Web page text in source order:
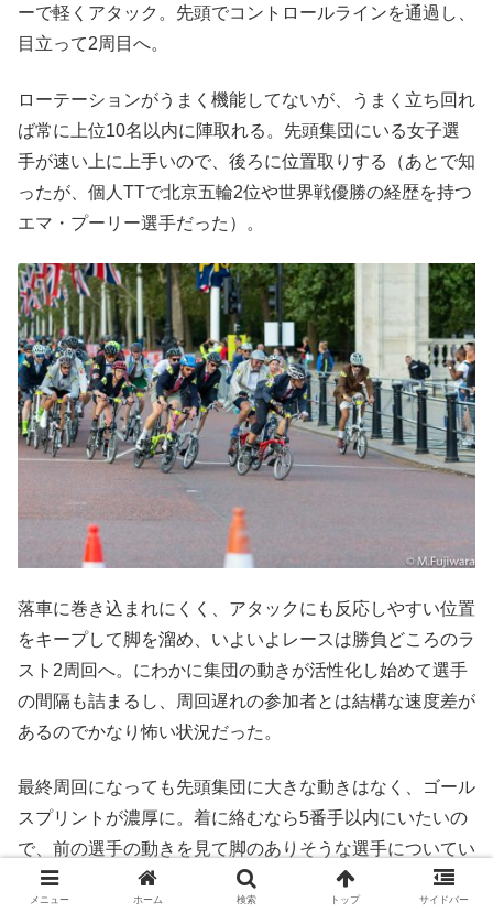
ーで軽くアタック。先頭でコントロールラインを通過し、
目立って2周目へ。
ローテーションがうまく機能してないが、うまく立ち回れ
ば常に上位10名以内に陣取れる。先頭集団にいる女子選
手が速い上に上手いので、後ろに位置取りする（あとで知
ったが、個人TTで北京五輪2位や世界戦優勝の経歴を持つ
エマ・プーリー選手だった）。
落車に巻き込まれにくく、アタックにも反応しやすい位置
をキープして脚を溜め、いよいよレースは勝負どころのラ
スト2周回へ。にわかに集団の動きが活性化し始めて選手
の間隔も詰まるし、周回遅れの参加者とは結構な速度差が
あるのでかなり怖い状況だった。
最終周回になっても先頭集団に大きな動きはなく、ゴール
スプリントが濃厚に。着に絡むなら5番手以内にいたいの
で、前の選手の動きを見て脚のありそうな選手についてい
く。ブロンプトンは車体の前後長が短いので、ロードバイ
メニュー ホーム 検索 トップ サイドバー